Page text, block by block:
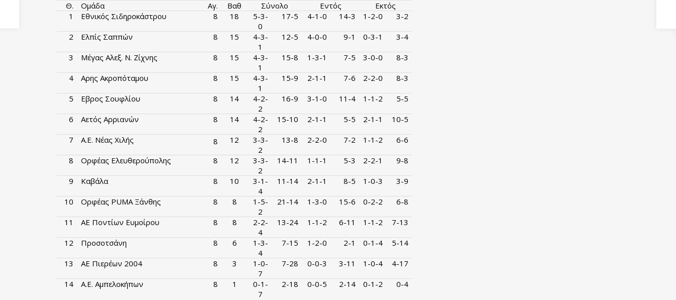
Θ. Ομάδα Αγ. Βαθ Σύνολο Εντός
Εκτός
1
Εθνικός Σιδηροκάστρου 8 18
5-3-
0
17-5 4-1-0 14-3 1-2-0 3-2
2 Ελπίς Σαππών 8 15
4-3-
1
12-5 4-0-0 9-1 0-3-1 3-4
3 Μέγας Αλεξ. Ν. Ζίχνης 8 15
4-3-
1
15-8 1-3-1 7-5 3-0-0 8-3
4 Αρης Ακροπόταμου 8 15
4-3-
1
15-9 2-1-1 7-6 2-2-0 8-3
5 Εβρος Σουφλίου 8 14
4-2-
2
16-9 3-1-0 11-4 1-1-2 5-5
6 Αετός Αρριανών 8 14
4-2-
2
15-10 2-1-1 5-5 2-1-1 10-5
7 Α.Ε. Νέας Χιλής 8 12
3-3-
2
13-8 2-2-0 7-2 1-1-2 6-6
8 Ορφέας Ελευθερούπολης 8 12
3-3-
2
14-11 1-1-1 5-3 2-2-1 9-8
9 Καβάλα 8 10
3-1-
4
11-14 2-1-1 8-5 1-0-3 3-9
10 Ορφέας PUMA Ξάνθης 8 8
1-5-
2
21-14 1-3-0 15-6 0-2-2 6-8
11 ΑΕ Ποντίων Ευμοίρου 8 8
2-2-
4
13-24 1-1-2 6-11 1-1-2 7-13
12 Προσοτσάνη 8 6
1-3-
4
7-15 1-2-0 2-1 0-1-4 5-14
13 ΑΕ Πιερέων 2004 8 3
1-0-
7
7-28 0-0-3 3-11 1-0-4 4-17
14 Α.Ε. Αμπελοκήπων 8 1
0-1-
7
2-18 0-0-5 2-14 0-1-2 0-4